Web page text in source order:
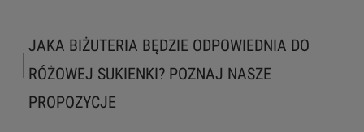
JAKA BIŻUTERIA BĘDZIE ODPOWIEDNIA DO
RÓŻOWEJ SUKIENKI? POZNAJ NASZE
PROPOZYCJE